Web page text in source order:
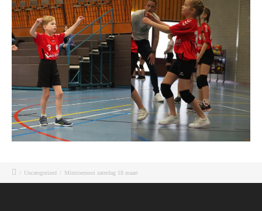
/ Uncategorized / Minitoernooi zaterdag 18 maart